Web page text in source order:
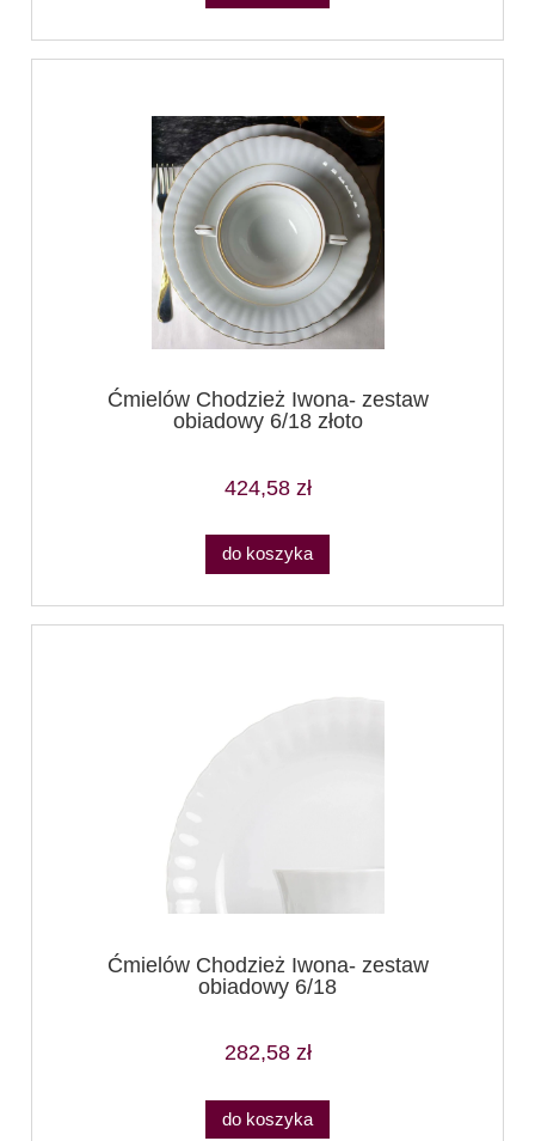
Ćmielów Chodzież Iwona- zestaw
obiadowy 6/18 złoto
424,58 zł
do koszyka
Ćmielów Chodzież Iwona- zestaw
obiadowy 6/18
282,58 zł
do koszyka